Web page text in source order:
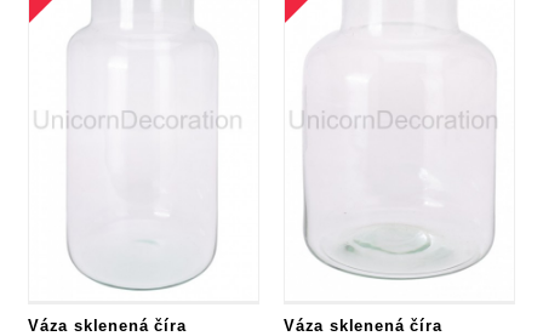
Váza sklenená číra Váza sklenená číra